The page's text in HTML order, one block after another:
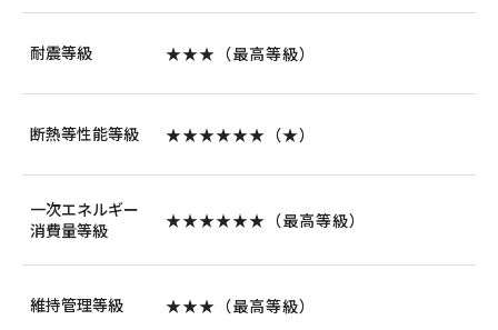
耐震等級 ★★★（最高等級）
断熱等性能等級 ★★★★★★（★）
一次エネルギー
消費量等級
★★★★★★（最高等級）
維持管理等級 ★★★（最高等級）